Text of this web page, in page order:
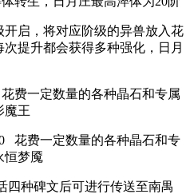
启，将对应阶级的异兽放入花
提升都会获得多种强化，日月
一定数量的各种晶石和专属
魔王
花费一定数量的各种晶石和专
恒梦魇
种碑文后可进行传送至南禺